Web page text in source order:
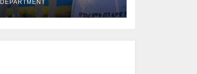
DEPARTMENT